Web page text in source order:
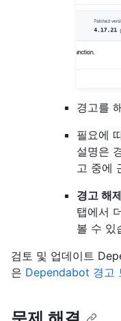
경고를
필요에
설명은
고 중에
경고 해
탭에서
볼 수 있
검토 및 업데이트
은 Dependabot 경고